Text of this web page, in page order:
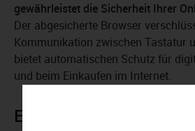
gewährleistet die Sicherheit Ihrer
Der abgesicherte Browser
Kommunikation zwischen Tastatur
bietet automatischen Schutz für
und beim Einkaufen im Internet.
ESET wacht über Ihr